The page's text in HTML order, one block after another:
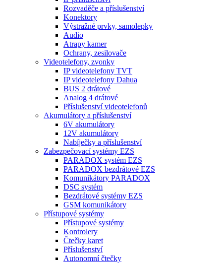
Rozvaděče a příslušenství
Konektory
Výstražné prvky, samolepky
Audio
Atrapy kamer
Ochrany, zesilovače
Videotelefony, zvonky
IP videotelefony TVT
IP videotelefony Dahua
BUS 2 drátové
Analog 4 drátové
Příslušenství videotelefonů
Akumulátory a příslušenství
6V akumulátory
12V akumulátory
Nabíječky a příslušenství
Zabezpečovací systémy EZS
PARADOX systém EZS
PARADOX bezdrátové EZS
Komunikátory PARADOX
DSC systém
Bezdrátové systémy EZS
GSM komunikátory
Přístupové systémy
Přístupové systémy
Kontrolery
Čtečky karet
Příslušenství
Autonomní čtečky